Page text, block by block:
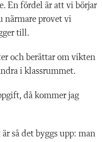
En fördel är att vi börjar
närmare provet vi
till.
och berättar om vikten
i klassrummet.
då kommer jag
så det byggs upp: man